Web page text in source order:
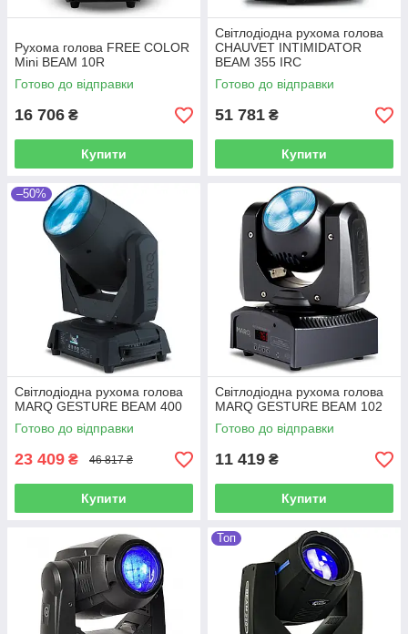
Рухома голова FREE COLOR
Mini BEAM 10R
Готово до відправки
16 706 ₴
Купити
Світлодіодна рухома голова
CHAUVET INTIMIDATOR
BEAM 355 IRC
Готово до відправки
51 781 ₴
Купити
–50%
Світлодіодна рухома голова
MARQ GESTURE BEAM 400
Готово до відправки
23 409 ₴ 46 817 ₴
Купити
Світлодіодна рухома голова
MARQ GESTURE BEAM 102
Готово до відправки
11 419 ₴
Купити
Топ